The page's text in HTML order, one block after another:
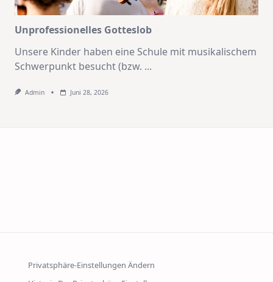
Unprofessionelles Gotteslob
Unsere Kinder haben eine Schule mit musikalischem
Schwerpunkt besucht (bzw. ...
Admin Juni 28, 2026
Privatsphäre-Einstellungen Ändern